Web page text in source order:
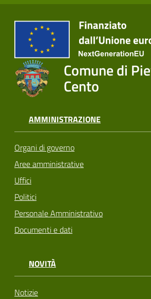
Comune di
Cento
AMMINISTRAZIONE
Organi di governo
Aree amministrative
Uffici
Politici
Personale Amministrativo
Documenti e dati
NOVITÀ
Notizie